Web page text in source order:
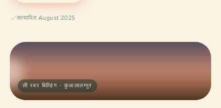
सत्यापित August 2025
ली रबर बिल्डिंग · कुआलालम्पुर